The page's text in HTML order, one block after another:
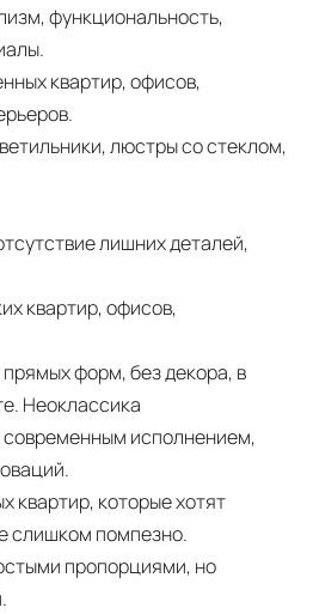
функциональность,
квартир, офисов,
люстры со стеклом,
лишних деталей,
квартир, офисов,
форм, без декора, в
Неоклассика
исполнением,
квартир, которые хотят
слишком помпезно.
пропорциями, но